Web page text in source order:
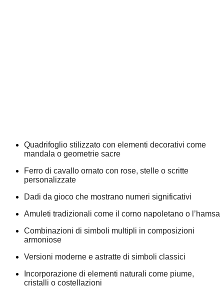
Quadrifoglio stilizzato con elementi decorativi come
mandala o geometrie sacre
Ferro di cavallo ornato con rose, stelle o scritte
personalizzate
Dadi da gioco che mostrano numeri significativi
Amuleti tradizionali come il corno napoletano o l’hamsa
Combinazioni di simboli multipli in composizioni
armoniose
Versioni moderne e astratte di simboli classici
Incorporazione di elementi naturali come piume,
cristalli o costellazioni